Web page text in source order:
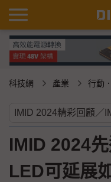
科技網 產業 行動
IMID 2024
LED可延展